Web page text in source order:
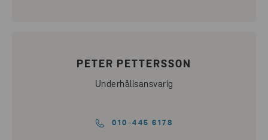
PETER PETTERSSON
Underhållsansvarig
010-445 6178